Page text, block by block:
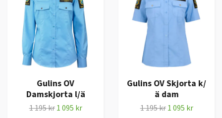
Gulins OV
Damskjorta l/ä
1 195 kr 1 095 kr
Gulins OV Skjorta k/
ä dam
1 195 kr 1 095 kr